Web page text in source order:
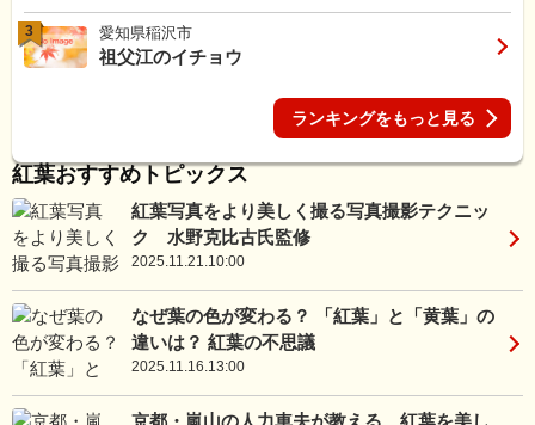
3 愛知県稲沢市
祖父江のイチョウ
ランキングをもっと見る
紅葉おすすめトピックス
紅葉写真をより美しく撮る写真撮影テクニッ
ク 水野克比古氏監修
2025.11.21.10:00
なぜ葉の色が変わる？ 「紅葉」と「黄葉」の
違いは？ 紅葉の不思議
2025.11.16.13:00
京都・嵐山の人力車夫が教える、紅葉を美し